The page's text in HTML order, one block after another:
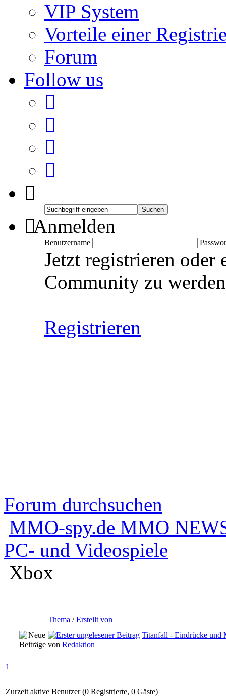
VIP System
Vorteile einer
Forum
Follow us
Anmelden
Benutzername
Jetzt registrieren
Community zu
Registrieren
Forum durchsuchen
MMO-spy.de MMO
PC- und Videospiele
Xbox
Thema /Erstellt von
Titanfall - Eindrücke und
von Redaktion
1
Zurzeit aktive Benutzer (0 Registrierte, 0 Gäste)